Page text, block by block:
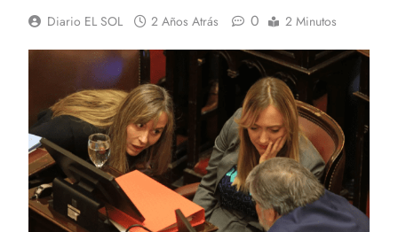
Diario EL SOL 2 Años Atrás 0 2 Minutos